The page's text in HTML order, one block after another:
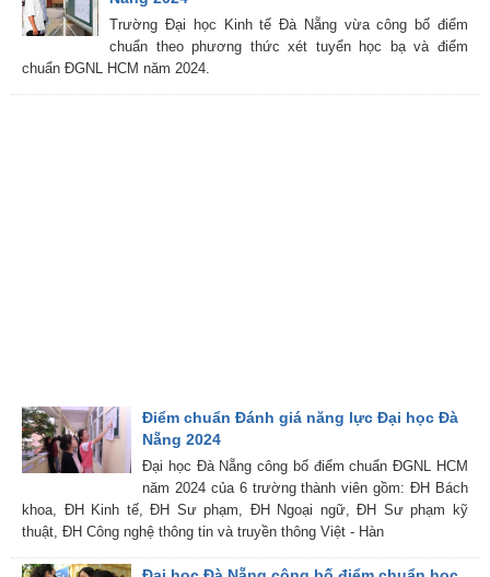
Trường Đại học Kinh tế Đà Nẵng vừa công bố điểm
chuẩn theo phương thức xét tuyển học bạ và điểm
chuẩn ĐGNL HCM năm 2024.
Điểm chuẩn Đánh giá năng lực Đại học Đà
Nẵng 2024
Đại học Đà Nẵng công bố điểm chuẩn ĐGNL HCM
năm 2024 của 6 trường thành viên gồm: ĐH Bách
khoa, ĐH Kinh tế, ĐH Sư phạm, ĐH Ngoại ngữ, ĐH Sư phạm kỹ
thuật, ĐH Công nghệ thông tin và truyền thông Việt - Hàn